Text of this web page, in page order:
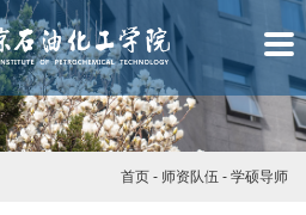
首页 - 师资队伍 - 学硕导师